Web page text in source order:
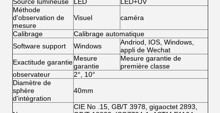
Méthode
d'observation de
mesure
Visuel caméra
Calibrage
Calibrage automatique
Software support
Windows
Andriod, IOS, Windows,
appli de Wechat
Exactitude garantie Mesure
garantie
Mesure garantie de
première classe
observateur
2°, 10°
Diamètre de
sphère
d'intégration
40mm
CIE No .15, GB/T 3978, gigaoctet 2893,